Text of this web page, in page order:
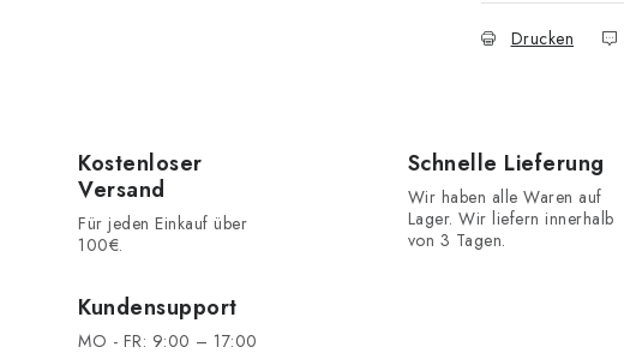
Drucken
Kostenloser
Versand
Für jeden Einkauf über
100€.
Schnelle Lieferung
Wir haben alle Waren auf
Lager. Wir liefern innerhalb
von 3 Tagen.
Kundensupport
MO - FR: 9:00 – 17:00